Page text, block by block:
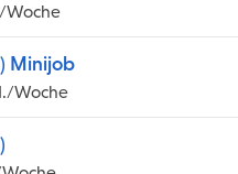
Woche
Minijob
Woche